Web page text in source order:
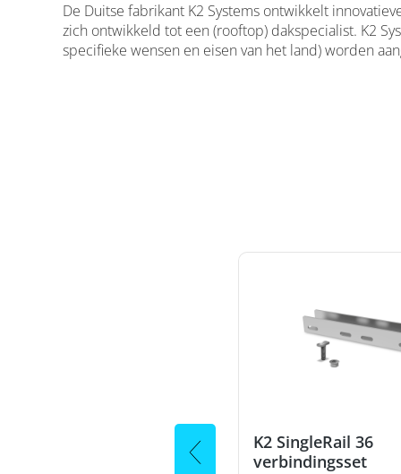
De Duitse fabrikant K2 Systems ontwikkelt
zich ontwikkeld tot een (rooftop) dakspecialist. K2
specifieke wensen en eisen van het land) worden
K2 SingleRail 36
verbindingsset